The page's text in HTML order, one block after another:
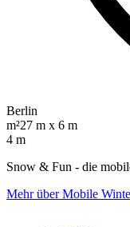
Berlin
m²27 m x 6 m
4 m
Snow & Fun - die
Mehr über Mobile